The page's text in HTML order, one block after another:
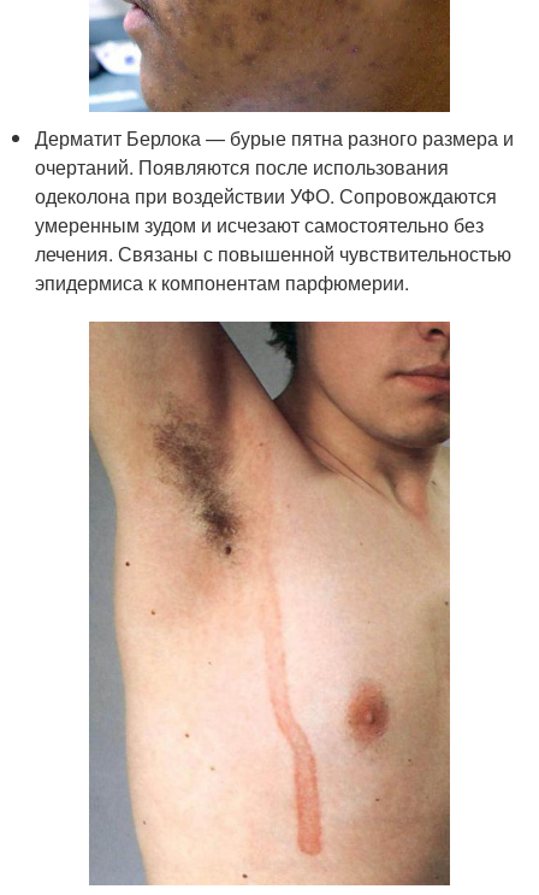
Дерматит Берлока — бурые пятна разного размера и
очертаний. Появляются после использования
одеколона при воздействии УФО. Сопровождаются
умеренным зудом и исчезают самостоятельно без
лечения. Связаны с повышенной чувствительностью
эпидермиса к компонентам парфюмерии.